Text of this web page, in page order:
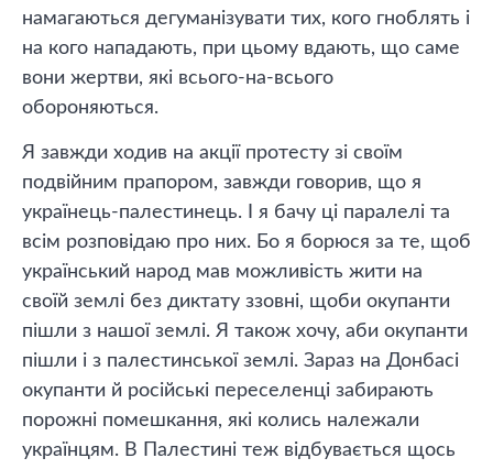
намагаються дегуманізувати тих, кого гноблять і
на кого нападають, при цьому вдають, що саме
вони жертви, які всього-на-всього
обороняються.
Я завжди ходив на акції протесту зі своїм
подвійним прапором, завжди говорив, що я
українець-палестинець. І я бачу ці паралелі та
всім розповідаю про них. Бо я борюся за те, щоб
український народ мав можливість жити на
своїй землі без диктату ззовні, щоби окупанти
пішли з нашої землі. Я також хочу, аби окупанти
пішли і з палестинської землі. Зараз на Донбасі
окупанти й російські переселенці забирають
порожні помешкання, які колись належали
українцям. В Палестині теж відбувається щось